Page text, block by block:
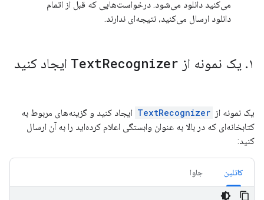
می‌کنید دانلود می‌شود. درخواست‌هایی که قبل از اتمام
دانلود ارسال می‌کنید، نتیجه‌ای ندارند.
۱. یک نمونه از TextRecognizer ایجاد کنید
یک نمونه از TextRecognizer ایجاد کنید و گزینه‌های مربوط به
کتابخانه‌ای که در بالا به عنوان وابستگی اعلام کرده‌اید را به آن ارسال
کنید:
کاتلین جاوا